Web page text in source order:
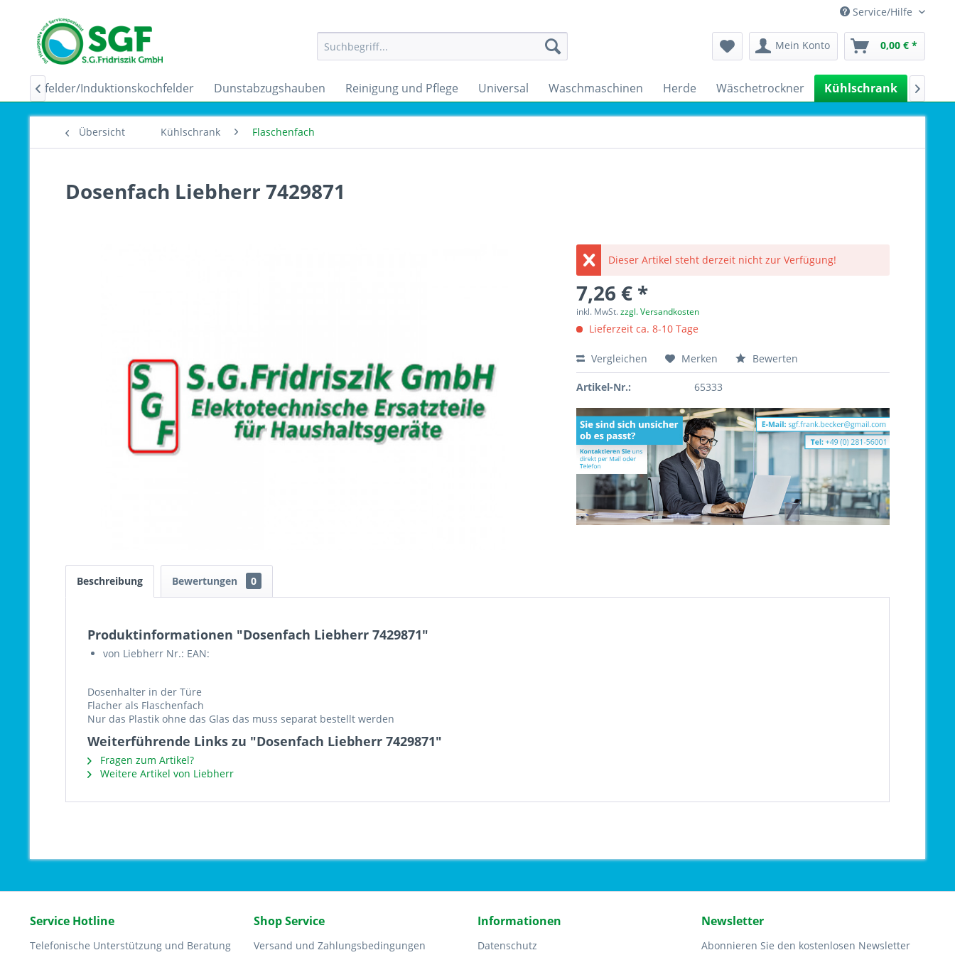
Service/Hilfe
Mein Konto 0,00 € *
Ceranfelder/Induktionskochfelder Dunstabzugshauben Reinigung und Pflege Universal Waschmaschinen Herde Wäschetrockner Kühlschrank
 
Übersicht Kühlschrank Flaschenfach
Dosenfach Liebherr 7429871
Dieser Artikel steht derzeit nicht zur Verfügung!
7,26 € *
inkl. MwSt.zzgl. Versandkosten
Lieferzeit ca. 8-10 Tage
Vergleichen Merken Bewerten
Artikel-Nr.: 65333
Beschreibung Bewertungen 0
Produktinformationen "Dosenfach Liebherr 7429871"
von Liebherr Nr.: EAN:
Dosenhalter in der Türe
Flacher als Flaschenfach
Nur das Plastik ohne das Glas das muss separat bestellt werden
Weiterführende Links zu "Dosenfach Liebherr 7429871"
Fragen zum Artikel?
Weitere Artikel von Liebherr
Service Hotline
Telefonische Unterstützung und Beratung
Shop Service
Versand und Zahlungsbedingungen
Informationen
Datenschutz
Newsletter
Abonnieren Sie den kostenlosen Newsletter